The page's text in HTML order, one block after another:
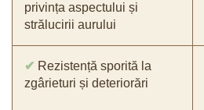
privința aspectului și
strălucirii aurului
✔ Rezistență sporită la
zgârieturi și deteriorări